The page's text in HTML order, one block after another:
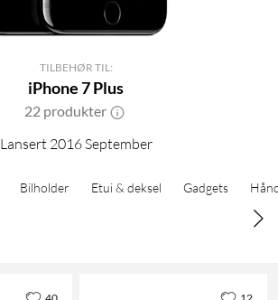
TILBEHØR TIL:
iPhone 7 Plus
22 produkter
Lansert 2016 September
Bilholder Etui & deksel Gadgets